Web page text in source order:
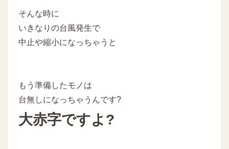
そんな時に
いきなりの台風発生で
中止や縮小になっちゃうと
もう準備したモノは
台無しになっちゃうんです?
大赤字ですよ?